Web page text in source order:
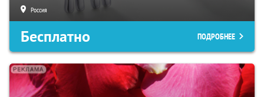
Россия
Бесплатно ПОДРОБНЕЕ